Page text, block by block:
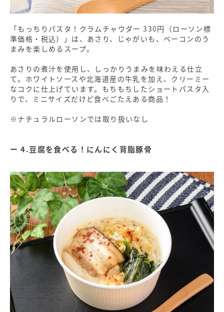
「もっちりパスタ！クラムチャウダー 330円（ローソン標
準価格・税込）」は、あさり、じゃがいも、ベーコンのう
まみを楽しめるスープ。
あさりの煮汁を使用し、しっかりうまみを味わえる仕立
て。ホワイトソースや北海道産の牛乳を加え、クリーミー
なコクに仕上げています。もちもちしたショートパスタ入
りで、ミニサイズだけど食べごたえある商品！
※ナチュラルローソンでは取り扱いなし
4.豆腐を食べる！にんにく背脂豚骨